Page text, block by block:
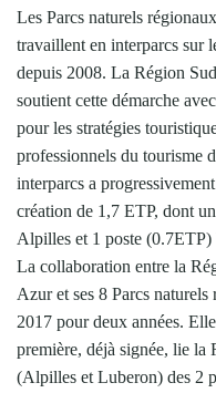
Les Parcs naturels
travaillent en interparcs sur
depuis 2008. La Région
soutient cette démarche
pour les stratégies
professionnels du tourisme
interparcs a
création de 1,7 ETP, dont
Alpilles et 1 poste (0.7ETP)
La collaboration entre la
Azur et ses 8 Parcs
2017 pour deux années.
première, déjà signée, lie la
(Alpilles et Luberon) des 2